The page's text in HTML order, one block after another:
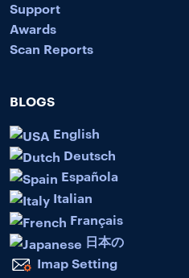
Support
Awards
Scan Reports
BLOGS
English
Deutsch
Española
Italian
Français
日本の
Imap Setting